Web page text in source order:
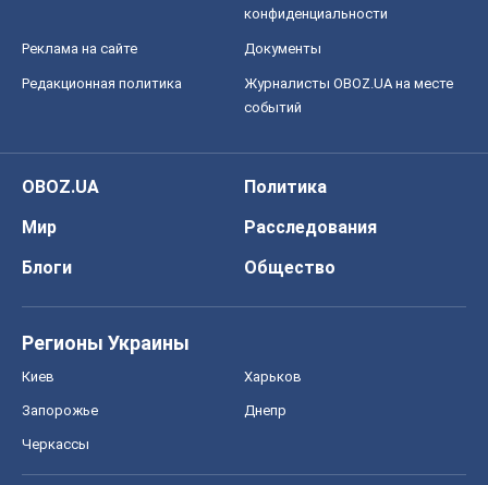
конфиденциальности
Реклама на сайте Документы
Редакционная политика
Журналисты OBOZ.UA на месте
событий
OBOZ.UA
Политика
Мир
Расследования
Блоги
Общество
Регионы Украины
Киев Харьков
Запорожье Днепр
Черкассы